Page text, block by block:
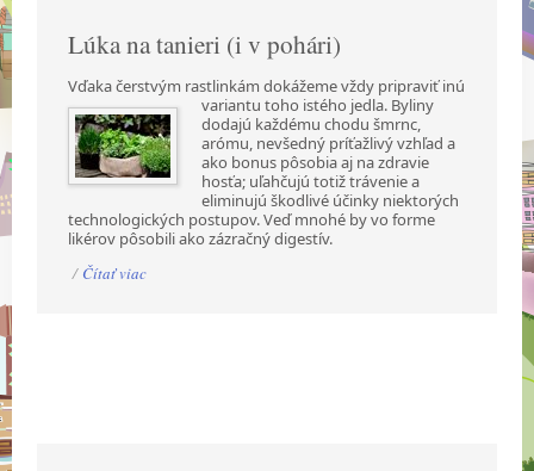
Lúka na tanieri (i v pohári)
Vďaka čerstvým rastlinkám dokážeme vždy pripraviť inú
variantu toho istého jedla. Byliny
dodajú každému chodu šmrnc,
arómu, nevšedný príťažlivý vzhľad a
ako bonus pôsobia aj na zdravie
hosťa; uľahčujú totiž trávenie a
eliminujú škodlivé účinky niektorých
technologických postupov. Veď mnohé by vo forme
likérov pôsobili ako zázračný digestív.
/ Čítať viac